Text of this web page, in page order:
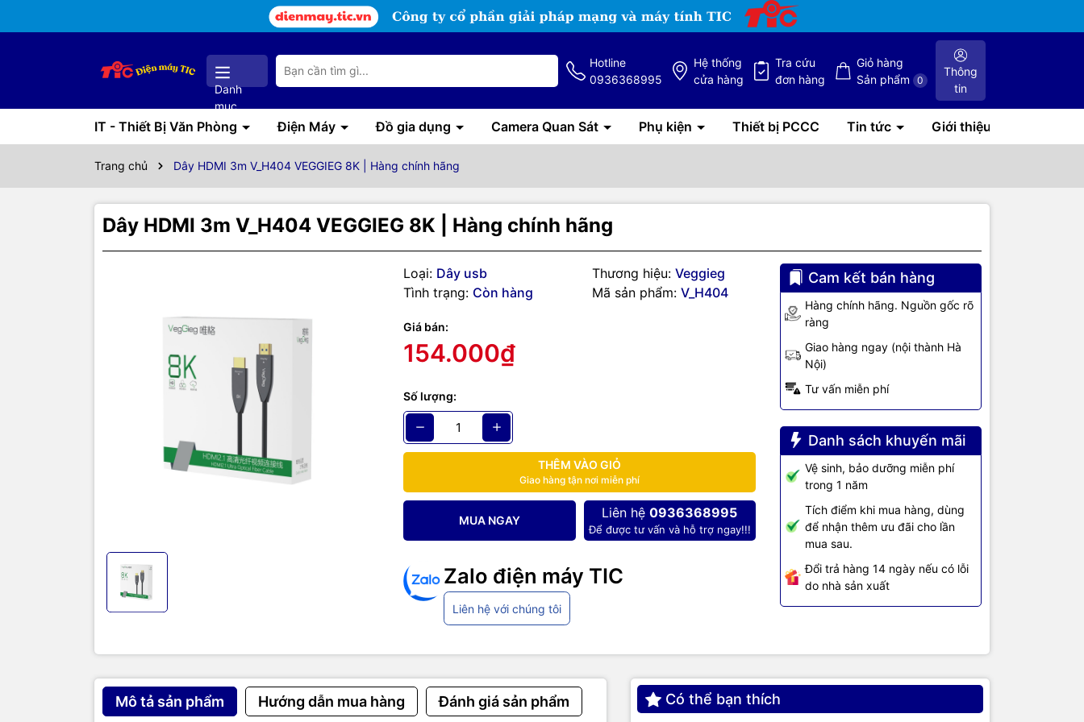
Danh
mục
Hotline
0936368995
Hệ thống
cửa hàng
Tra cứu
đơn hàng
Giỏ hàng
Sản phẩm
0
Thông
tin
IT - Thiết Bị Văn Phòng Điện Máy Đồ gia dụng Camera Quan Sát Phụ kiện Thiết bị PCCC Tin tức Giới thiệu
Trang chủ Dây HDMI 3m V_H404 VEGGIEG 8K | Hàng chính hãng
Dây HDMI 3m V_H404 VEGGIEG 8K | Hàng chính hãng
Loại: Dây usb Thương hiệu: Veggieg
Tình trạng: Còn hàng Mã sản phẩm: V_H404
Giá bán:
154.000₫
Số lượng:
THÊM VÀO GIỎ
Giao hàng tận nơi miễn phí
MUA NGAY Liên hệ0936368995
Để được tư vấn và hỗ trợ ngay!!!
Zalo điện máy TIC
Liên hệ với chúng tôi
Cam kết bán hàng
Hàng chính hãng. Nguồn gốc rõ
ràng
Giao hàng ngay (nội thành Hà
Nội)
Tư vấn miễn phí
Danh sách khuyến mãi
Vệ sinh, bảo dưỡng miễn phí
trong 1 năm
Tích điểm khi mua hàng, dùng
để nhận thêm ưu đãi cho lần
mua sau.
Đổi trả hàng 14 ngày nếu có lỗi
do nhà sản xuất
Mô tả sản phẩm Hướng dẫn mua hàng Đánh giá sản phẩm Có thể bạn thích
Thông số kỹ thuật
Thông tin sản phẩm:
- Cáp HDMI 2.1 Dài 1.5m VegGieg V-H402 hỗ trợ độ phân giải 8K/60Hz, 4K/120Hz
- Hỗ trợ đồng bộ hóa âm thanh và video
- Hỗ trợ hiệu ứng hình ảnh 3D
- Băng thông 48Gbps